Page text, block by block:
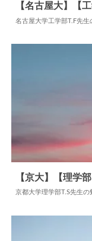
【名古屋大】【
名古屋大学工学部T.F先生
【京大】【理学
京都大学理学部T.S先生の